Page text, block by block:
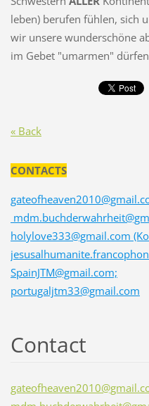
leben) berufen fühlen, sich
wir unsere wunderschöne
im Gebet "umarmen"
« Back
CONTACTS
holylove333@gmail.com
SpainJTM@gmail.com;
portugaljtm33@gmail.com
Contact